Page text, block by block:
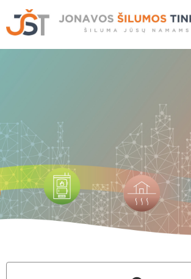
PRADINIS
PASLAUGOS
KAINOS
SAVITARNA
NAUJIENOS